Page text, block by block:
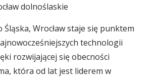
dolnoślaskie
Wrocław staje się punktem
technologii
rozwijającej się obecności
która od lat jest liderem w